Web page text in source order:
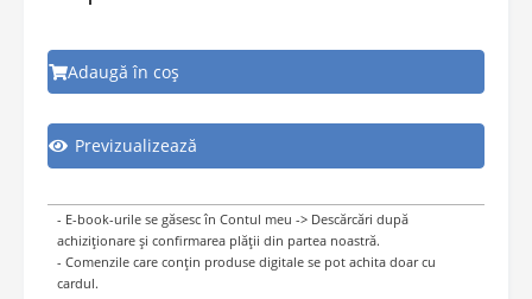
Adaugă în coș
Previzualizează
- E-book-urile se găsesc în Contul meu -> Descărcări după
achiziționare și confirmarea plății din partea noastră.
- Comenzile care conțin produse digitale se pot achita doar cu
cardul.